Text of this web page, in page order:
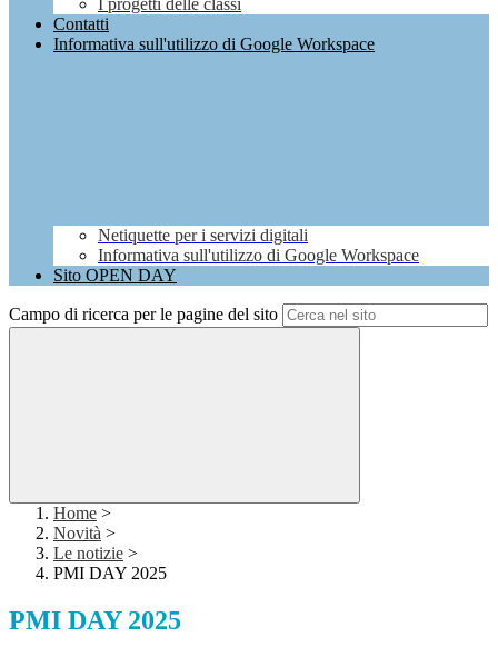
I progetti delle classi
Contatti
Informativa sull'utilizzo di Google Workspace
Netiquette per i servizi digitali
Informativa sull'utilizzo di Google Workspace
Sito OPEN DAY
Campo di ricerca per le pagine del sito
Home >
Novità >
Le notizie >
PMI DAY 2025
PMI DAY 2025